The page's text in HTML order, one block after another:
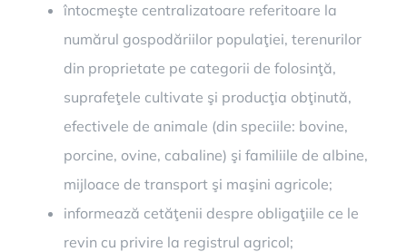
întocmeşte centralizatoare referitoare la
numărul gospodăriilor populaţiei, terenurilor
din proprietate pe categorii de folosinţă,
suprafeţele cultivate şi producţia obţinută,
efectivele de animale (din speciile: bovine,
porcine, ovine, cabaline) şi familiile de albine,
mijloace de transport şi maşini agricole;
informează cetăţenii despre obligaţiile ce le
revin cu privire la registrul agricol;